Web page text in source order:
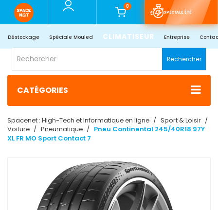
0
SPÉCIALE ÉTÉ
Déstockage Spéciale Mouled CLIMATISEUR Entreprise
Rechercher
CATÉGORIES
Spacenet : High-Tech et Informatique en ligne
Sport & Loisir
Voiture
Pneumatique
Pneu Continental 245/40R18 97Y
XL FR MO Sport Contact 7